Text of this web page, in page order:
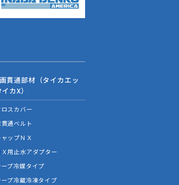
貫通部材（タイカエッ
カX）
スカバー
通ベルト
ップＮＸ
用止水アダプター
プ冷媒タイプ
プ冷蔵冷凍タイプ